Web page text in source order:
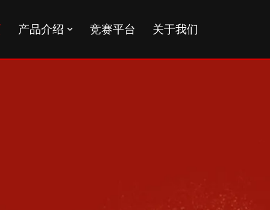
产品介绍 竞赛平台 关于我们